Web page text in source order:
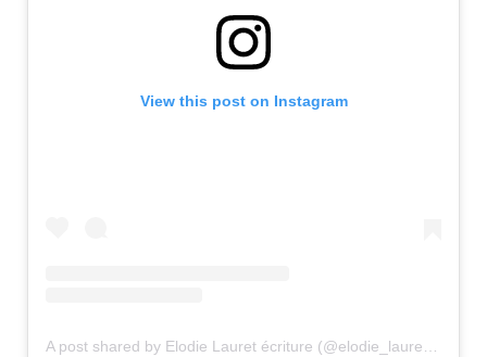
View this post on Instagram